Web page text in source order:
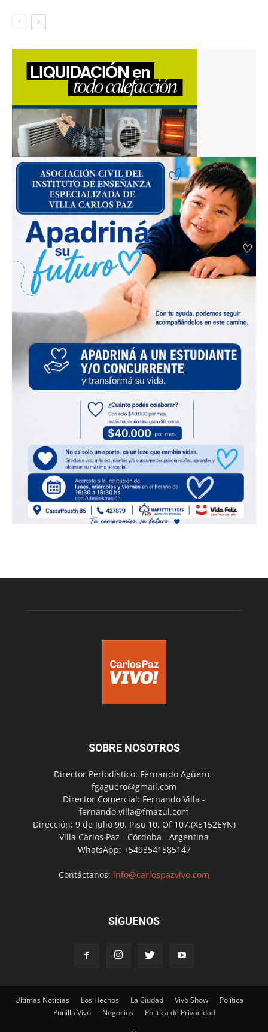
SOBRE NOSOTROS
Director Periodístico: Fernando Agüero -
fgaguero@gmail.com
Director Comercial: Fernando Villa -
fernando.villa@fmazul.com
Dirección: 9 de Julio 90. Piso 10. Of 107.(X5152EYN)
Villa Carlos Paz - Córdoba - Argentina
WhatsApp: +5493541585147
Contáctanos: info@carlospazvivo.com
SÍGUENOS
Ultimas Noticias Los Hechos La Ciudad Vivo Show
Política
Punilla Vivo
Negocios Política de Privacidad